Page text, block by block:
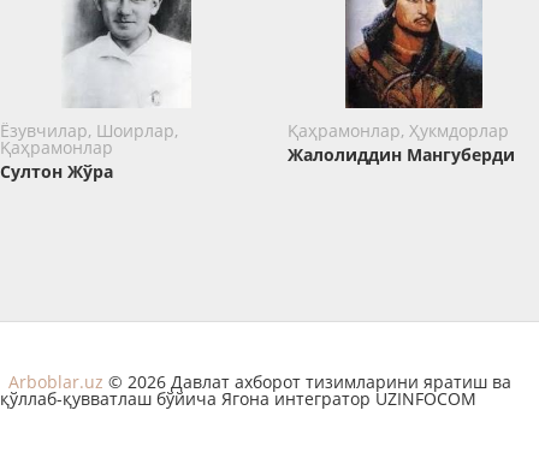
Ёзувчилар, Шоирлар,
Қаҳрамонлар
Султон Жўра
Қаҳрамонлар, Ҳукмдорлар
Жалолиддин Мангуберди
Arboblar.uz © 2026 Давлат ахборот тизимларини яратиш ва
қўллаб-қувватлаш бўйича Ягона интегратор UZINFOCOM